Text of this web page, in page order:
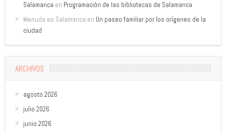
Salamanca en Programación de las bibliotecas de Salamanca
Menuda es Salamanca en Un paseo familiar por los orígenes de la
ciudad
ARCHIVOS
agosto 2026
julio 2026
junio 2026